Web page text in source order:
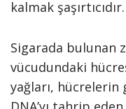
kalmak şaşırtıcıdır.
Sigarada bulunan
vücudundaki
yağları, hücrelerin